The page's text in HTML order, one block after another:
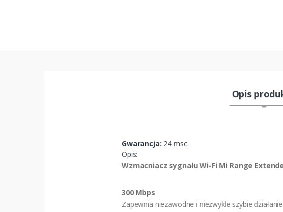
Opis
Gwarancja: 24 msc.
Opis:
Wzmacniacz sygnału Wi-Fi Mi Range
300 Mbps
Zapewnia niezawodne i niezwykle szybie